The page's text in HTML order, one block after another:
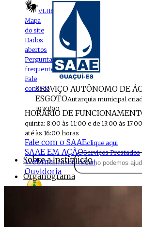
VLIBRAS
Mapa
do site
Dados
abertos
Perguntas
frequentes
Fale
conosco
SERVIÇO AUTÔNOMO DE
ESGOTOAutarquia municipal
1970/90
HORÁRIO DE
quinta: 8:00 às 11:00 e de 13:00 às
até às 16:00 horas
Fale com o SAAEclique aqui
SAAE EM AÇÃOServiços Prestados
WebmailInstitucional
Ouvidoria
Sobre a Instituição
Organograma